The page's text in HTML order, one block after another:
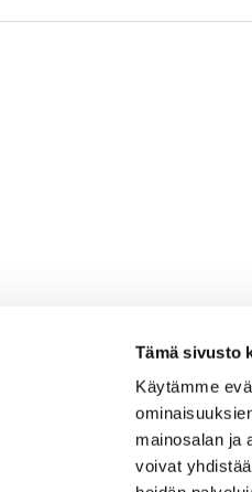
Tämä sivusto
Käytämme
mainosalan ja
voivat